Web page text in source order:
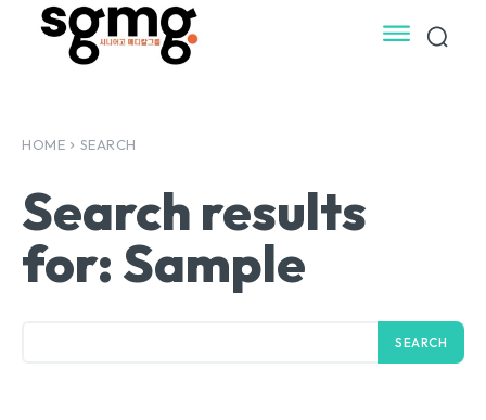
HOME SEARCH
Search results
for: Sample
SEARCH